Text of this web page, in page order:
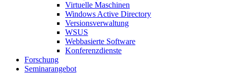
Virtuelle Maschinen
Windows Active Directory
Versionsverwaltung
WSUS
Webbasierte Software
Konferenzdienste
Forschung
Seminarangebot